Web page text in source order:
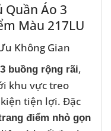
Quần Áo 3
Màu 217LU
Không Gian
3 buồng rộng rãi,
khu vực treo
tiện lợi. Đặc
điểm nhỏ gọn